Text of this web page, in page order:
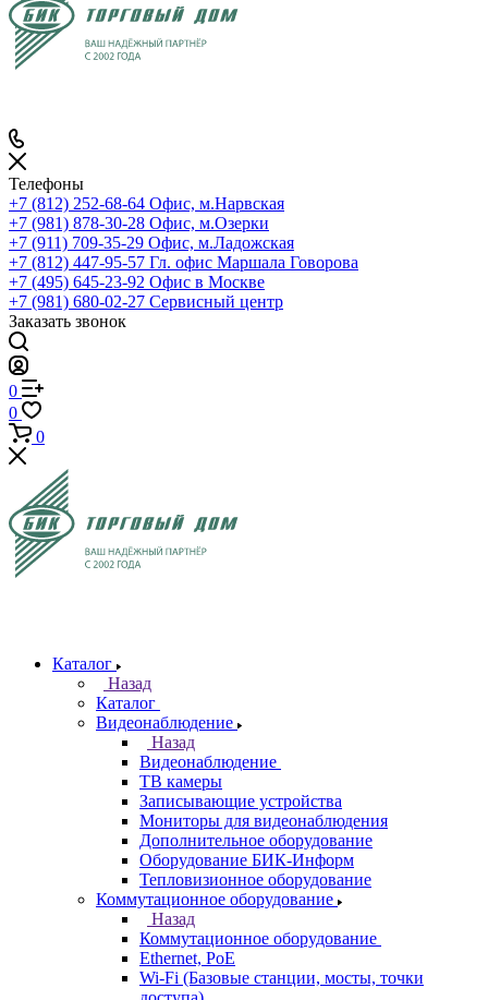
Телефоны
+7 (812) 252-68-64 Офис, м.Нарвская
+7 (981) 878-30-28 Офис, м.Озерки
+7 (911) 709-35-29 Офис, м.Ладожская
+7 (812) 447-95-57 Гл. офис Маршала Говорова
+7 (495) 645-23-92 Офис в Москве
+7 (981) 680-02-27 Сервисный центр
Заказать звонок
0
0
0
Каталог
Назад
Каталог
Видеонаблюдение
Назад
Видеонаблюдение
ТВ камеры
Записывающие устройства
Мониторы для видеонаблюдения
Дополнительное оборудование
Оборудование БИК-Информ
Тепловизионное оборудование
Коммутационное оборудование
Назад
Коммутационное оборудование
Ethernet, PoE
Wi-Fi (Базовые станции, мосты, точки